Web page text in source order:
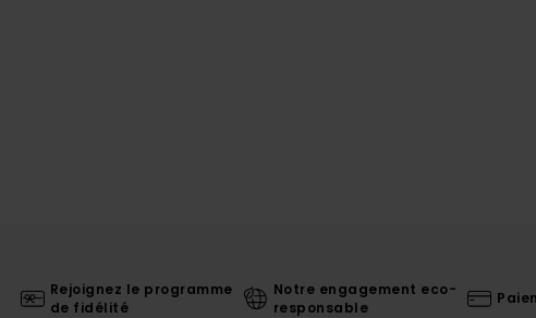
Rejoignez le programme
de fidélité
Notre engagement eco-
responsable